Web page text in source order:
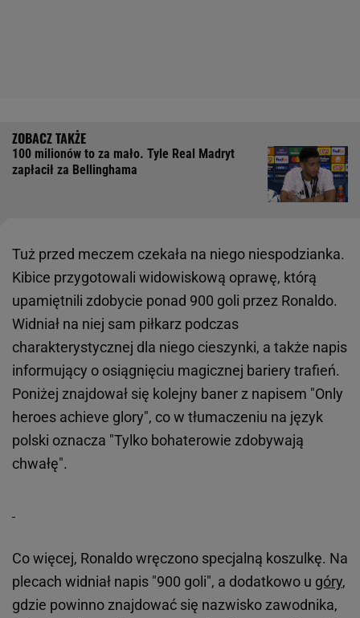
100 milionów to za mało. Tyle Real Madryt
zapłacił za Bellinghama
Tuż przed meczem czekała na niego niespodzianka.
Kibice przygotowali widowiskową oprawę, którą
upamiętnili zdobycie ponad 900 goli przez Ronaldo.
Widniał na niej sam piłkarz podczas
charakterystycznej dla niego cieszynki, a także napis
informujący o osiągnięciu magicznej bariery trafień.
Poniżej znajdował się kolejny baner z napisem "Only
heroes achieve glory", co w tłumaczeniu na język
polski oznacza "Tylko bohaterowie zdobywają
chwałę".
Co więcej, Ronaldo wręczono specjalną koszulkę. Na
plecach widniał napis "900 goli", a dodatkowo u góry,
gdzie powinno znajdować się nazwisko zawodnika,